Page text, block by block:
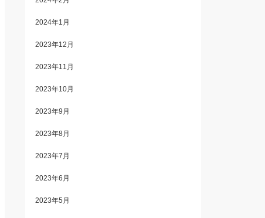
2024年1月
2023年12月
2023年11月
2023年10月
2023年9月
2023年8月
2023年7月
2023年6月
2023年5月